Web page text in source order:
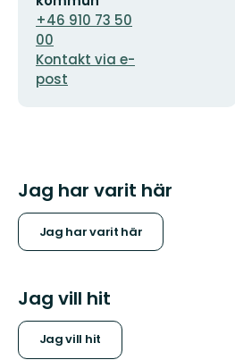
+46 910 73 50
00
Kontakt via e-
post
Jag har varit här
Jag har varit här
Jag vill hit
Jag vill hit